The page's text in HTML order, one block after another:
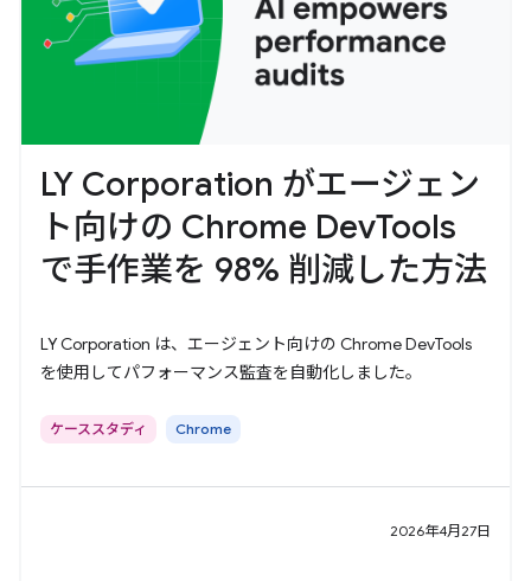
LY Corporation がエージェン
ト向けの Chrome DevTools
で手作業を 98% 削減した方法
LY Corporation は、エージェント向けの Chrome DevTools
を使用してパフォーマンス監査を自動化しました。
ケーススタディ Chrome
2026年4月27日